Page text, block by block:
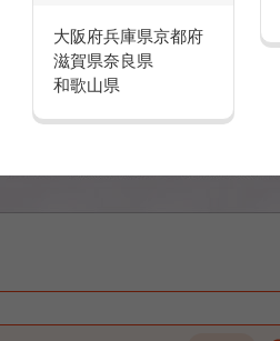
大阪府兵庫県京都府
滋賀県奈良県
和歌山県